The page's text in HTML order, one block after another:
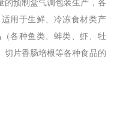
的预制盒气调包装生产，各
用于生鲜、冷冻食材类产
各种鱼类、蚌类、虾、牡
切片香肠培根等各种食品的